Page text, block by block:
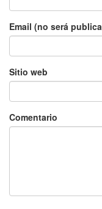
Email (no será
Sitio web
Comentario